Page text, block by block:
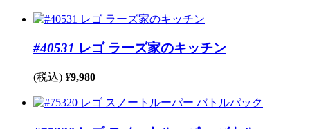
#40531 レゴ ラーズ家のキッチン
(税込) ¥9,980